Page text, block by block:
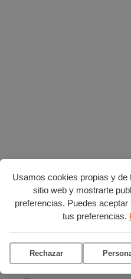
Usamos cookies propias y de
sitio web y mostrarte
preferencias. Puedes
tus preferencias.
Rechazar
Planes en agosto
Vuelta Ciclista a Burgos